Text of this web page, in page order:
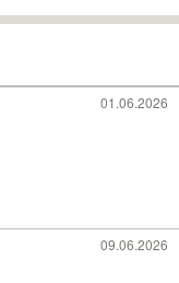
01.06.2026
09.06.2026